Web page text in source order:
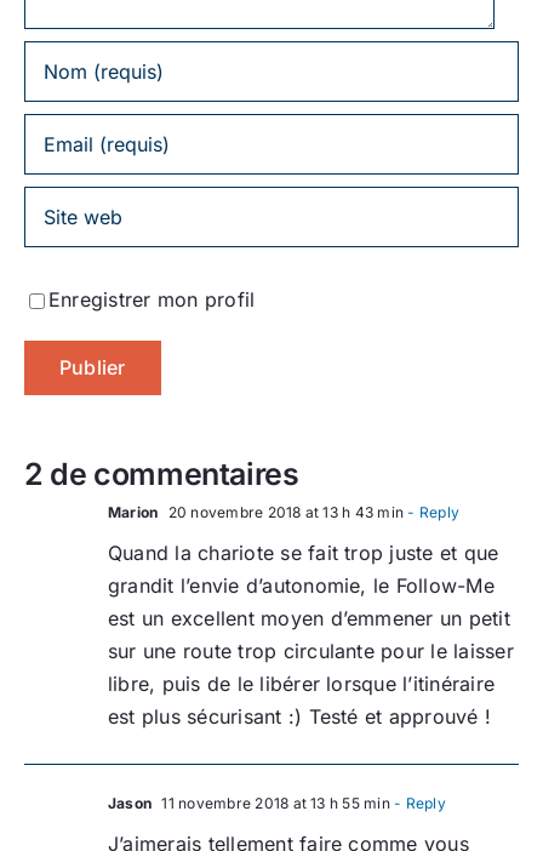
2 de commentaires
Marion 20 novembre 2018 at 13 h 43 min - Reply
Quand la chariote se fait trop juste et que
grandit l’envie d’autonomie, le Follow-Me
est un excellent moyen d’emmener un petit
sur une route trop circulante pour le laisser
libre, puis de le libérer lorsque l’itinéraire
est plus sécurisant :) Testé et approuvé !
Jason 11 novembre 2018 at 13 h 55 min- Reply
J’aimerais tellement faire comme vous
Enregistrer mon profil